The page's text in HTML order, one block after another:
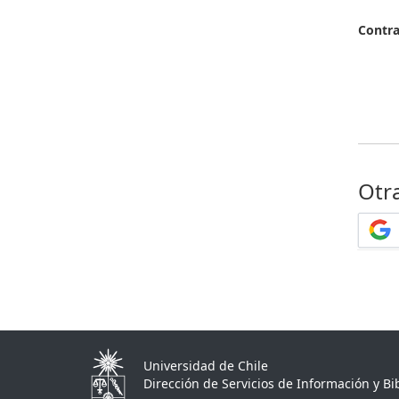
Universidad de Chile
Dirección de Servicios de Información y